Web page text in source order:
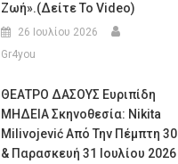
Ζωή».(Δείτε Το Video)
26 Ιουλίου 2026
Gr4you
ΘΕΑΤΡΟ ΔΑΣΟΥΣ Ευριπίδη
ΜΗΔΕΙΑ Σκηνοθεσία: Nikita
Milivojević Από Την Πέμπτη 30
& Παρασκευή 31 Ιουλίου 2026